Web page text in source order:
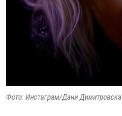
Фото: Инстаграм/Дани Димитровска